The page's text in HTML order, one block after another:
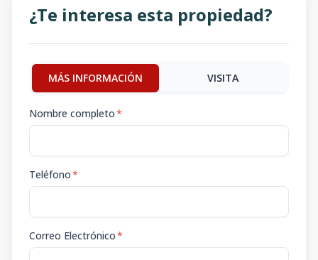
¿Te interesa esta propiedad?
MÁS INFORMACIÓN VISITA
Nombre completo*
Teléfono*
Correo Electrónico*